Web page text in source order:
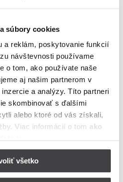
súbory cookies
a reklám, poskytovanie funkcií
návštevnosti používame
o tom, ako používate naše
aj našim partnerom v
a analýzy. Títo partneri
skombinovať s ďalšími
alebo ktoré od vás získali,
Viac informácií o tom ako
všetko
ponuky internetu v meste
zobrazenie ponuky internetu v
na ulici Hradná v
dostupných čísiel vchodov na
cookies